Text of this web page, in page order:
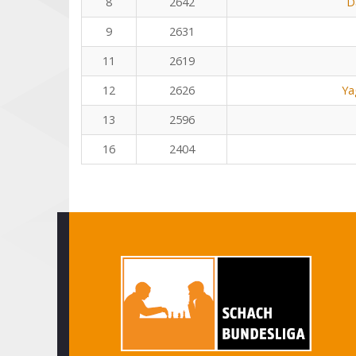
9
2631
11
2619
12
2626
13
2596
16
2404